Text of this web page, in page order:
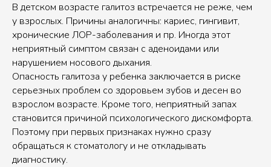
В детском возрасте галитоз встречается не реже, чем
у взрослых. Причины аналогичны: кариес, гингивит,
хронические ЛОР-заболевания и пр. Иногда этот
неприятный симптом связан с аденоидами или
нарушением носового дыхания.
Опасность галитоза у ребенка заключается в риске
серьезных проблем со здоровьем зубов и десен во
взрослом возрасте. Кроме того, неприятный запах
становится причиной психологического дискомфорта.
Поэтому при первых признаках нужно сразу
обращаться к стоматологу и не откладывать
диагностику.